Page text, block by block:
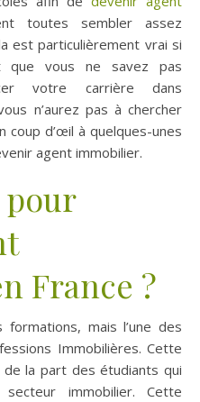
toutes sembler assez
est particulièrement vrai si
vous ne savez pas
votre carrière dans
n’aurez pas à chercher
coup d’œil à quelques-unes
agent immobilier.
pour
France ?
mais l’une des
Immobilières. Cette
la part des étudiants qui
immobilier. Cette